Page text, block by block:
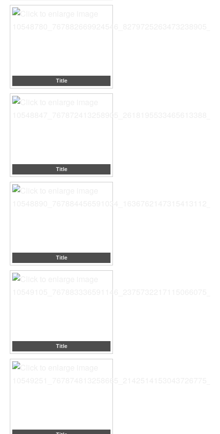
Title
Title
Title
Title